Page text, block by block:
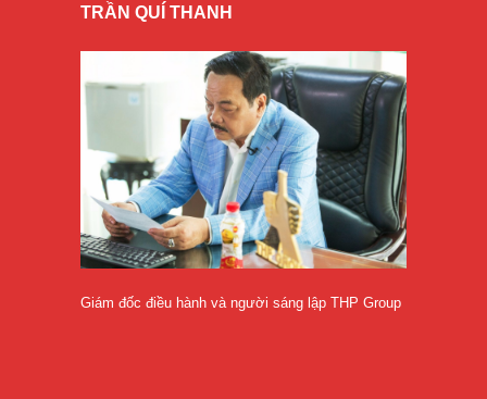
TRẦN QUÍ THANH
Giám đốc điều hành và người sáng lập THP Group